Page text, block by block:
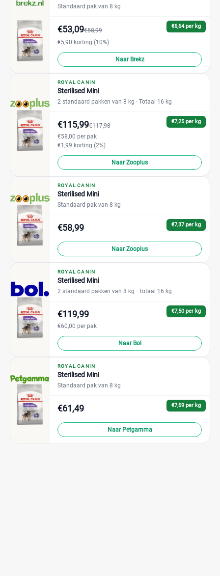
Standaard pak van 8 kg
€6,64 per kg
€53,09€58,99
€5,90 korting (10%)
Naar Brekz
ROYAL CANIN
Sterilised Mini
2 standaard pakken van 8 kg · Totaal 16 kg
€7,25 per kg
€115,99€117,98
€58,00 per pak
€1,99 korting (2%)
Naar Zooplus
ROYAL CANIN
Sterilised Mini
Standaard pak van 8 kg
€7,37 per kg
€58,99
Naar Zooplus
ROYAL CANIN
Sterilised Mini
2 standaard pakken van 8 kg · Totaal 16 kg
€7,50 per kg
€119,99
€60,00 per pak
Naar Bol
ROYAL CANIN
Sterilised Mini
Standaard pak van 8 kg
€7,69 per kg
€61,49
Naar Petgamma